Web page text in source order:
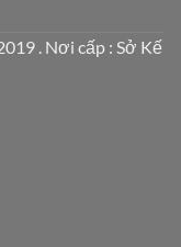
. Nơi cấp : Sở Kế